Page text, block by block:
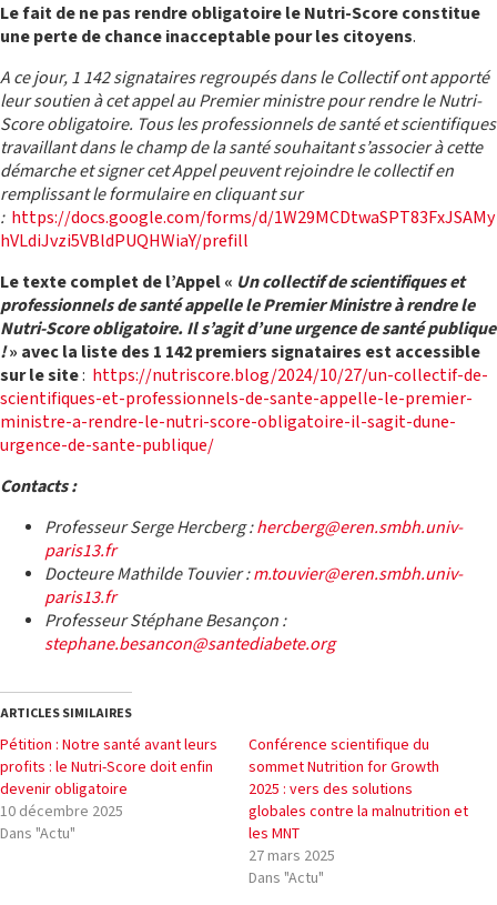
CENTRE DE RESSOURCES
Le fait de ne pas rendre obligatoire le Nutri-Score constitue
une perte de chance inacceptable pour les citoyens.
A ce jour, 1 142 signataires regroupés dans le Collectif ont apporté
leur soutien à cet appel au Premier ministre pour rendre le Nutri-
Score obligatoire. Tous les professionnels de santé et scientifiques
travaillant dans le champ de la santé souhaitant s’associer à cette
démarche et signer cet Appel peuvent rejoindre le collectif en
remplissant le formulaire en cliquant sur
: https://docs.google.com/forms/d/1W29MCDtwaSPT83FxJSAMy
hVLdiJvzi5VBldPUQHWiaY/prefill
Le texte complet de l’Appel « Un collectif de scientifiques et
professionnels de santé appelle le Premier Ministre à rendre le
Nutri-Score obligatoire. Il s’agit d’une urgence de santé publique
!» avec la liste des 1 142 premiers signataires est accessible
sur le site: https://nutriscore.blog/2024/10/27/un-collectif-de-
scientifiques-et-professionnels-de-sante-appelle-le-premier-
ministre-a-rendre-le-nutri-score-obligatoire-il-sagit-dune-
urgence-de-sante-publique/
Contacts :
Professeur Serge Hercberg :hercberg@eren.smbh.univ-
paris13.fr
Docteure Mathilde Touvier :m.touvier@eren.smbh.univ-
paris13.fr
Professeur Stéphane Besançon :
stephane.besancon@santediabete.org
ARTICLES SIMILAIRES
Pétition : Notre santé avant leurs
profits : le Nutri-Score doit enfin
devenir obligatoire
10 décembre 2025
Dans "Actu"
Conférence scientifique du
sommet Nutrition for Growth
2025 : vers des solutions
globales contre la malnutrition et
les MNT
27 mars 2025
Dans "Actu"